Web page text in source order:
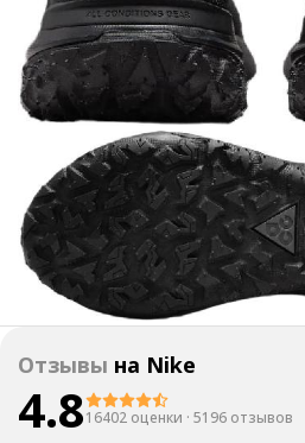
Отзывы на Nike
4.816402 оценки · 5196 отзывов